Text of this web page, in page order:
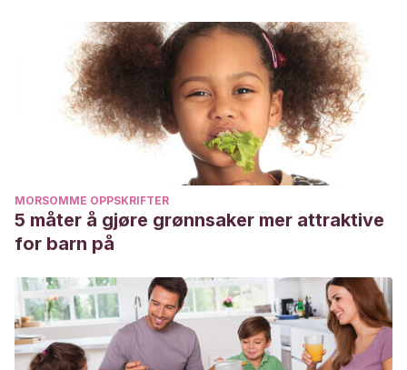
MORSOMME OPPSKRIFTER
5 måter å gjøre grønnsaker mer attraktive
for barn på